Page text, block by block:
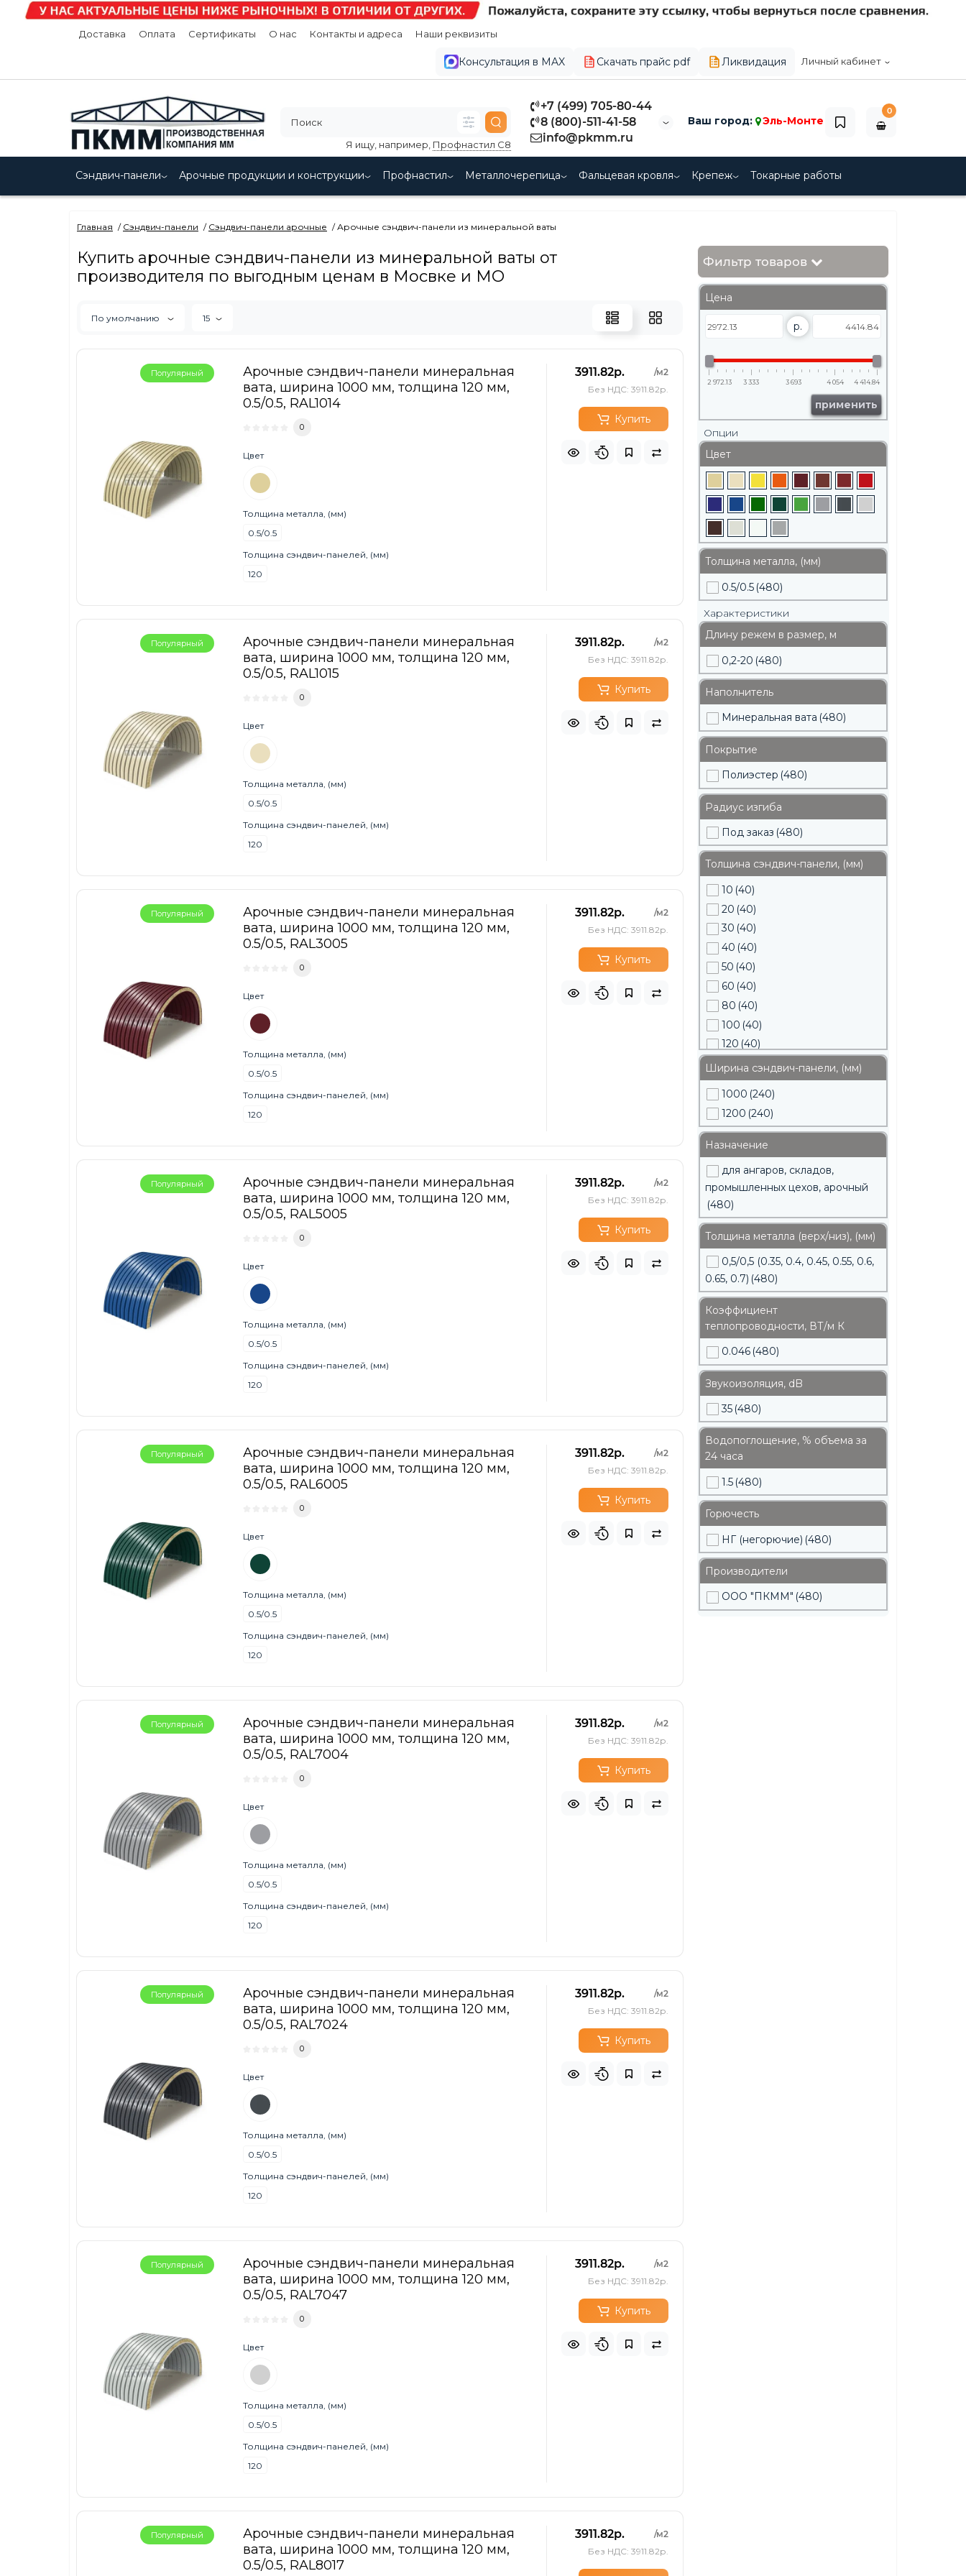
Доставка Оплата Сертификаты О нас Контакты и адреса Наши реквизиты
Личный кабинет
Консультация в MAX Скачать прайс pdf Ликвидация
+7 (499) 705-80-44
8 (800)-511-41-58
info@pkmm.ru
Я ищу, например, Профнастил С8
Ваш город: Эль-Монте
0
Сэндвич-панели Арочные продукции и конструкции Профнастил Металлочерепица Фальцевая кровля Крепеж Токарные работы
Главная Сэндвич-панели Сэндвич-панели арочные Арочные сэндвич-панели из минеральной ваты
Купить арочные сэндвич-панели из минеральной ваты от
производителя по выгодным ценам в Мосвке и МО
По умолчанию 15
Популярный
Арочные сэндвич-панели минеральная
вата, ширина 1000 мм, толщина 120 мм,
0.5/0.5, RAL1014
Цвет
Толщина металла, (мм)
0.5/0.5
Толщина сэндвич-панелей, (мм)
120
0
3911.82р.
/м2
Без НДС: 3911.82р.
Купить
Популярный
Арочные сэндвич-панели минеральная
вата, ширина 1000 мм, толщина 120 мм,
0.5/0.5, RAL1015
Цвет
Толщина металла, (мм)
0.5/0.5
Толщина сэндвич-панелей, (мм)
120
0
3911.82р.
/м2
Без НДС: 3911.82р.
Купить
Популярный
Арочные сэндвич-панели минеральная
вата, ширина 1000 мм, толщина 120 мм,
0.5/0.5, RAL3005
Цвет
Толщина металла, (мм)
0.5/0.5
Толщина сэндвич-панелей, (мм)
120
0
3911.82р.
/м2
Без НДС: 3911.82р.
Купить
Популярный
Арочные сэндвич-панели минеральная
вата, ширина 1000 мм, толщина 120 мм,
0.5/0.5, RAL5005
Цвет
Толщина металла, (мм)
0.5/0.5
Толщина сэндвич-панелей, (мм)
120
0
3911.82р.
/м2
Без НДС: 3911.82р.
Купить
Популярный
Арочные сэндвич-панели минеральная
вата, ширина 1000 мм, толщина 120 мм,
0.5/0.5, RAL6005
Цвет
Толщина металла, (мм)
0.5/0.5
Толщина сэндвич-панелей, (мм)
120
0
3911.82р.
/м2
Без НДС: 3911.82р.
Купить
Популярный
Арочные сэндвич-панели минеральная
вата, ширина 1000 мм, толщина 120 мм,
0.5/0.5, RAL7004
Цвет
Толщина металла, (мм)
0.5/0.5
Толщина сэндвич-панелей, (мм)
120
0
3911.82р.
/м2
Без НДС: 3911.82р.
Купить
Популярный
Арочные сэндвич-панели минеральная
вата, ширина 1000 мм, толщина 120 мм,
0.5/0.5, RAL7024
Цвет
Толщина металла, (мм)
0.5/0.5
Толщина сэндвич-панелей, (мм)
120
0
3911.82р.
/м2
Без НДС: 3911.82р.
Купить
Популярный
Арочные сэндвич-панели минеральная
вата, ширина 1000 мм, толщина 120 мм,
0.5/0.5, RAL7047
Цвет
Толщина металла, (мм)
0.5/0.5
Толщина сэндвич-панелей, (мм)
120
0
3911.82р.
/м2
Без НДС: 3911.82р.
Купить
Популярный
Арочные сэндвич-панели минеральная
вата, ширина 1000 мм, толщина 120 мм,
0.5/0.5, RAL8017
3911.82р.
/м2
Без НДС: 3911.82р.
Фильтр товаров
Цена
р.
2 972.13 3 333 3 693 4 054 4 414.84
применить
Опции
Цвет
Толщина металла, (мм)
0.5/0.5 (480)
Характеристики
Длину режем в размер, м
0,2-20 (480)
Наполнитель
Минеральная вата (480)
Покрытие
Полиэстер (480)
Радиус изгиба
Под заказ (480)
Толщина сэндвич-панели, (мм)
10 (40)
20 (40)
30 (40)
40 (40)
50 (40)
60 (40)
80 (40)
100 (40)
120 (40)
150 (40)
180(40)
200 (40)
Ширина сэндвич-панели, (мм)
1000 (240)
1200 (240)
Назначение
для ангаров, складов,
промышленных цехов, арочный
(480)
Толщина металла (верх/низ), (мм)
0,5/0,5 (0.35, 0.4, 0.45, 0.55, 0.6,
0.65, 0.7) (480)
Коэффициент
теплопроводности, ВТ/м К
0.046 (480)
Звукоизоляция, dB
35 (480)
Водопоглощение, % объема за
24 часа
1.5 (480)
Горючесть
НГ (негорючие) (480)
Производители
ООО "ПКММ" (480)